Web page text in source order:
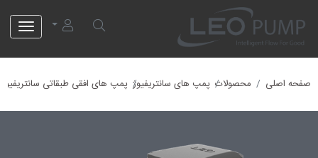
صفحه اصلی محصولات پمپ های سانتریفیوژ پمپ های افقی طبقاتی سانتریفیوژ